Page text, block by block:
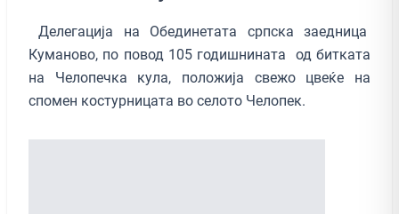
Делегација на Обединетата српска заедница
Куманово, по повод 105 годишнината од битката
на Челопечка кула, положија свежо цвеќе на
спомен костурницата во селото Челопек.